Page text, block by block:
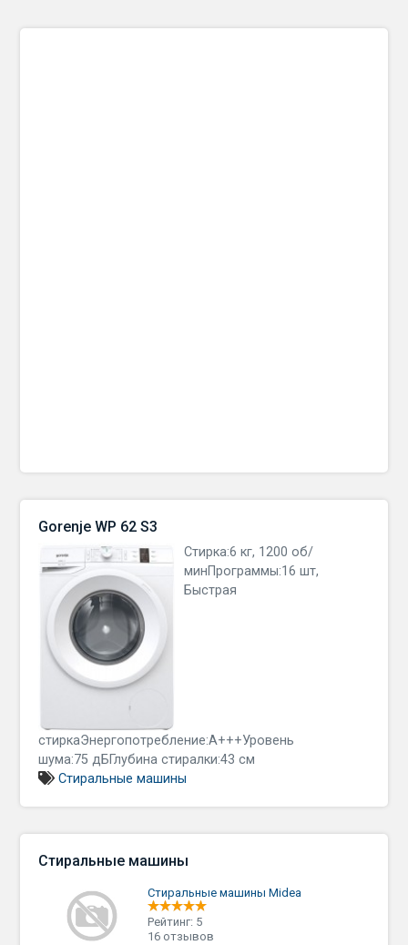
Gorenje WP 62 S3
Стирка:6 кг, 1200 об/
минПрограммы:16 шт,
Быстрая
стиркаЭнергопотребление:A+++Уровень
шума:75 дБГлубина стиралки:43 см
Стиральные машины
Стиральные машины
Стиральные машины Midea
Рейтинг: 5
16 отзывов